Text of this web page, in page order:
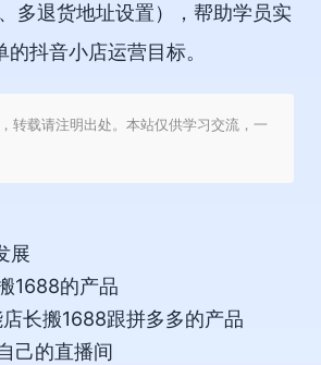
多退货地址设置），帮助学员实
抖音小店运营目标。
，转载请注明出处。本站仅供学习交流，一
展
1688的产品
长搬1688跟拼多多的产品
己的直播间